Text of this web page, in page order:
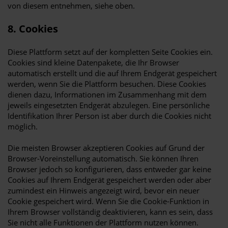
von diesem entnehmen, siehe oben.
8. Cookies
Diese Plattform setzt auf der kompletten Seite Cookies ein.
Cookies sind kleine Datenpakete, die Ihr Browser
automatisch erstellt und die auf Ihrem Endgerät gespeichert
werden, wenn Sie die Plattform besuchen. Diese Cookies
dienen dazu, Informationen im Zusammenhang mit dem
jeweils eingesetzten Endgerät abzulegen. Eine persönliche
Identifikation Ihrer Person ist aber durch die Cookies nicht
möglich.
Die meisten Browser akzeptieren Cookies auf Grund der
Browser-Voreinstellung automatisch. Sie können Ihren
Browser jedoch so konfigurieren, dass entweder gar keine
Cookies auf Ihrem Endgerät gespeichert werden oder aber
zumindest ein Hinweis angezeigt wird, bevor ein neuer
Cookie gespeichert wird. Wenn Sie die Cookie-Funktion in
Ihrem Browser vollständig deaktivieren, kann es sein, dass
Sie nicht alle Funktionen der Plattform nutzen können.